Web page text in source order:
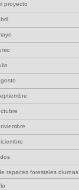
proyecto
rapaces forestales diurnas